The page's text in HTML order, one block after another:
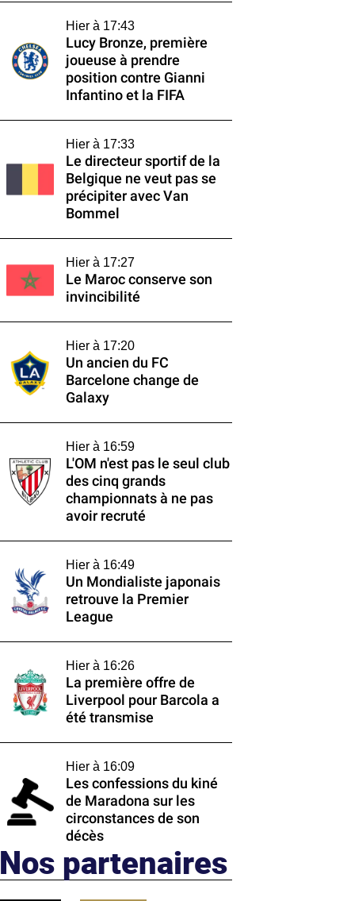
Hier à 17:43
Lucy Bronze, première
joueuse à prendre
position contre Gianni
Infantino et la FIFA
Hier à 17:33
Le directeur sportif de la
Belgique ne veut pas se
précipiter avec Van
Bommel
Hier à 17:27
Le Maroc conserve son
invincibilité
Hier à 17:20
Un ancien du FC
Barcelone change de
Galaxy
Hier à 16:59
L'OM n'est pas le seul club
des cinq grands
championnats à ne pas
avoir recruté
Hier à 16:49
Un Mondialiste japonais
retrouve la Premier
League
Hier à 16:26
La première offre de
Liverpool pour Barcola a
été transmise
Hier à 16:09
Les confessions du kiné
de Maradona sur les
circonstances de son
décès
Nos partenaires